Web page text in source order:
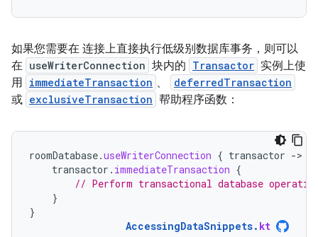
如果您需要在 连接上直接执行低级别数据库事务，则可以
在 useWriterConnection 块内的 Transactor 实例上使
用 immediateTransaction 、 deferredTransaction
或 exclusiveTransaction 帮助程序函数：
roomDatabase.useWriterConnection { transactor -
transactor . immediateTransaction {
// Perform transactional database
}
}
AccessingDataSnippets. kt